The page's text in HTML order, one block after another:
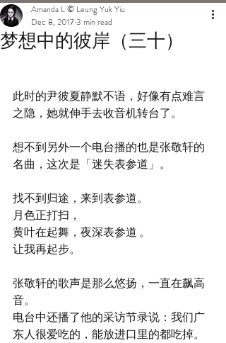
梦想中的彼岸（三十）
Amanda L © Leung Yuk Yiu
Dec 8, 20173 min read
此时的尹彼夏静默不语，好像有点难言
之隐，她就伸手去收音机转台了。
想不到另外一个电台播的也是张敬轩的
名曲，这次是「迷失表参道」。
找不到归途，来到表参道。
月色正打扫，
黄叶在起舞，夜深表参道 。
让我再起步。
张敬轩的歌声是那么悠扬，一直在飙高
音。
电台中还播了他的采访节录说：我们广
东人很爱吃的，能放进口里的都吃掉。